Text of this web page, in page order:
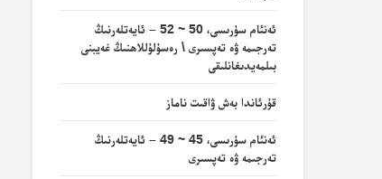
ئەنئام سۈرىسى، 50 ~ 52 – ئايەتلەرنىڭ
تەرجىمە ۋە تەپسىرى \ رەسۇلۇللاھنىڭ غەيبنى
بىلمەيدىغانلىقى
قۇرئاندا بەش ۋاقىت ناماز
ئەنئام سۈرىسى، 45 ~ 49 – ئايەتلەرنىڭ
تەرجىمە ۋە تەپسىرى